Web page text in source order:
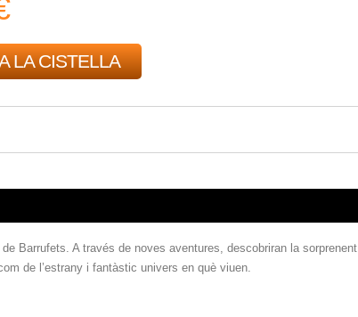
LA CISTELLA
Barrufets. A través de noves aventures, descobriran la sorprenent
de l’estrany i fantàstic univers en què viuen.